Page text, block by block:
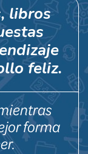
libros
feliz.
forma